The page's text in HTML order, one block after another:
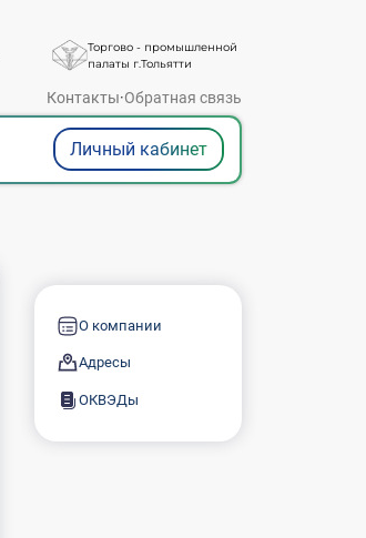
Торгово - промышленной
палаты г.Тольятти
Контакты·Обратная связь
Личный кабинет
О компании
Адресы
ОКВЭДы